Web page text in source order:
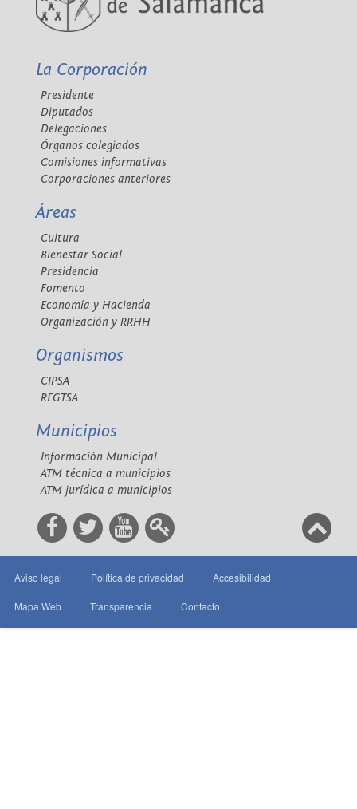
La Corporación
Presidente
Diputados
Delegaciones
Órganos colegiados
Comisiones informativas
Corporaciones anteriores
Áreas
Cultura
Bienestar Social
Presidencia
Fomento
Economía y Hacienda
Organización y RRHH
Organismos
CIPSA
REGTSA
Municipios
Información Municipal
ATM técnica a municipios
ATM jurídica a municipios
Aviso legal Política de privacidad Accesibilidad
Mapa Web Transparencia Contacto